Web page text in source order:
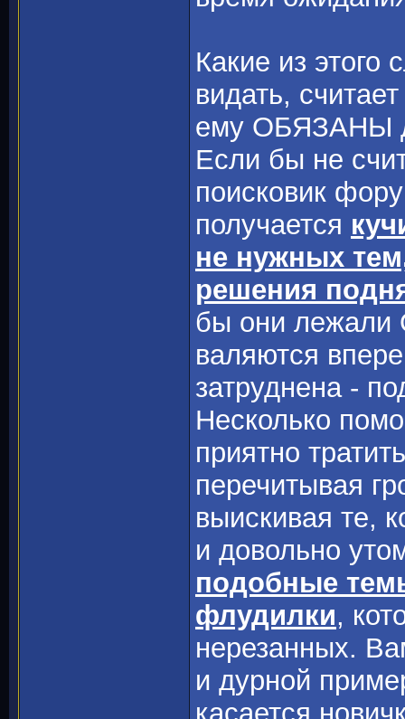
Какие из этого
видать,
ему ОБЯЗАНЫ
Если бы не
поисковик
получается
не нужных
решения
бы они
валяются
затруднена -
Несколько
приятно
перечитывая
выискивая те,
и довольно
подобные
флудилки,
нерезанных.
и дурной